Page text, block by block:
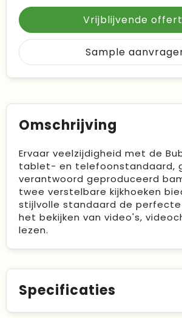
Vrijblijvende
Sample
Omschrijving
Ervaar veelzijdigheid met de
tablet- en telefoonstandaard,
verantwoord geproduceerd
twee verstelbare kijkhoeken
stijlvolle standaard de
het bekijken van video's,
lezen.
Specificaties